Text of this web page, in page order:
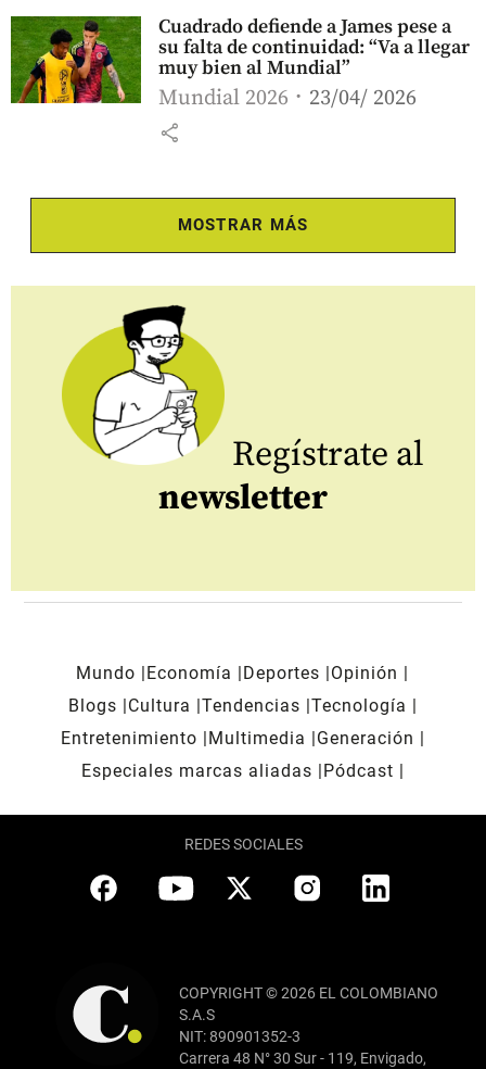
Cuadrado defiende a James pese a
su falta de continuidad: “Va a llegar
muy bien al Mundial”
Mundial 2026 23/04/ 2026
share
MOSTRAR MÁS
Regístrate al
newsletter
Mundo Economía Deportes
Opinión
Blogs
Cultura Tendencias Tecnología
Entretenimiento
Multimedia
Generación
Especiales marcas aliadas
Pódcast
REDES SOCIALES
COPYRIGHT © 2026 EL COLOMBIANO
S.A.S
NIT: 890901352-3
Carrera 48 N° 30 Sur - 119, Envigado,